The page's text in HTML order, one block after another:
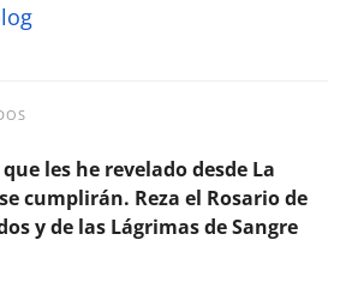
les he revelado desde La
cumplirán. Reza el Rosario de
y de las Lágrimas de Sangre